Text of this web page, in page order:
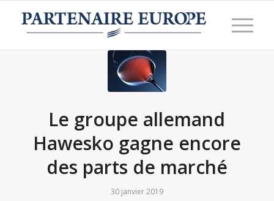
Le groupe allemand
Hawesko gagne encore
des parts de marché
30 janvier 2019